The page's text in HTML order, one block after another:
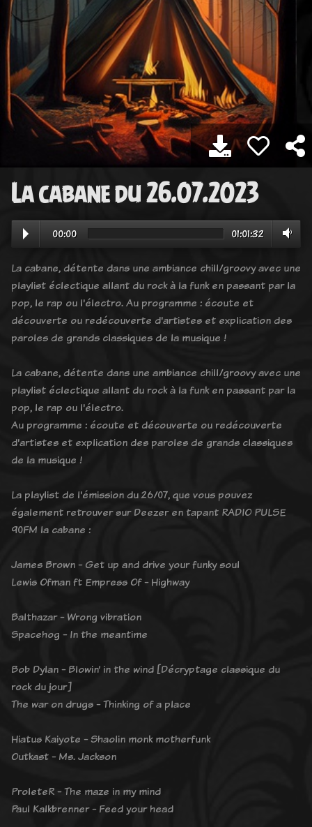
La cabane du 26.07.2023
00:00 01:01:32
La cabane, détente dans une ambiance chill/groovy avec une
playlist éclectique allant du rock à la funk en passant par la
pop, le rap ou l'électro. Au programme : écoute et
découverte ou redécouverte d'artistes et explication des
paroles de grands classiques de la musique !
La cabane, détente dans une ambiance chill/groovy avec une
playlist éclectique allant du rock à la funk en passant par la
pop, le rap ou l'électro.
Au programme : écoute et découverte ou redécouverte
d'artistes et explication des paroles de grands classiques
de la musique !
La playlist de l'émission du 26/07, que vous pouvez
également retrouver sur Deezer en tapant RADIO PULSE
90FM la cabane :
James Brown - Get up and drive your funky soul
Lewis Ofman ft Empress Of - Highway
Balthazar - Wrong vibration
Spacehog - In the meantime
Bob Dylan - Blowin’ in the wind [Décryptage classique du
rock du jour]
The war on drugs - Thinking of a place
Hiatus Kaiyote - Shaolin monk motherfunk
Outkast - Ms. Jackson
ProleteR - The maze in my mind
Paul Kalkbrenner - Feed your head